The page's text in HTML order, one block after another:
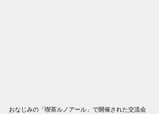
おなじみの「喫茶ルノアール」で開催された交流会